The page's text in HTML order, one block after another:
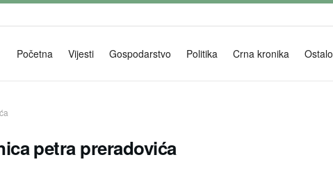
Početna Vijesti Gospodarstvo Politika Crna kronika Ostalo
petra preradovića